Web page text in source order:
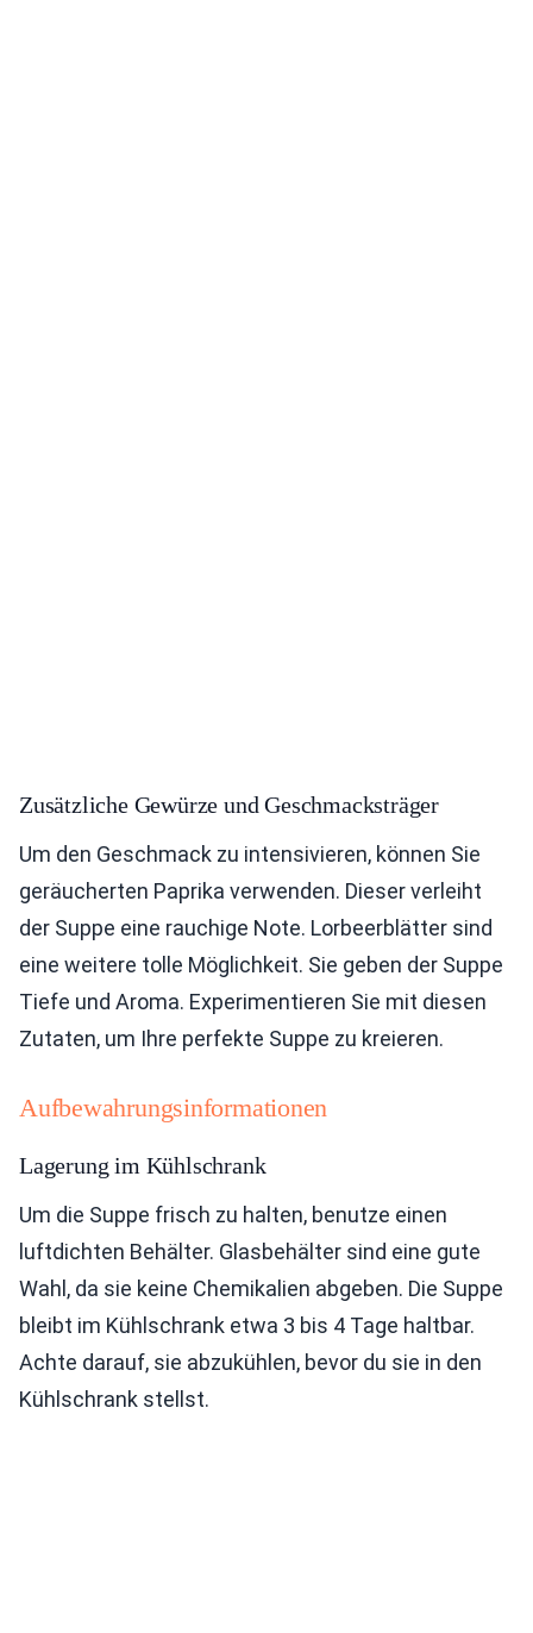
Zusätzliche Gewürze und Geschmacksträger
Um den Geschmack zu intensivieren, können Sie
geräucherten Paprika verwenden. Dieser verleiht
der Suppe eine rauchige Note. Lorbeerblätter sind
eine weitere tolle Möglichkeit. Sie geben der Suppe
Tiefe und Aroma. Experimentieren Sie mit diesen
Zutaten, um Ihre perfekte Suppe zu kreieren.
Aufbewahrungsinformationen
Lagerung im Kühlschrank
Um die Suppe frisch zu halten, benutze einen
luftdichten Behälter. Glasbehälter sind eine gute
Wahl, da sie keine Chemikalien abgeben. Die Suppe
bleibt im Kühlschrank etwa 3 bis 4 Tage haltbar.
Achte darauf, sie abzukühlen, bevor du sie in den
Kühlschrank stellst.